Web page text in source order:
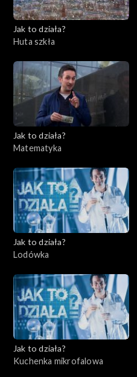
Jak to działa?
Huta szkła
Jak to działa?
Matematyka
Jak to działa?
Lodówka
Jak to działa?
Kuchenka mikrofalowa